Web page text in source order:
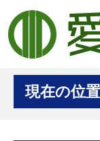
現在の位置